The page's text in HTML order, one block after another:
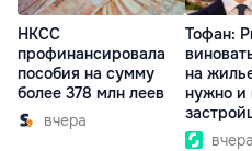
НКСС
профинансировала
пособия на сумму
более 378 млн леев
вчера
Тофан:
на
нужно и
вчера